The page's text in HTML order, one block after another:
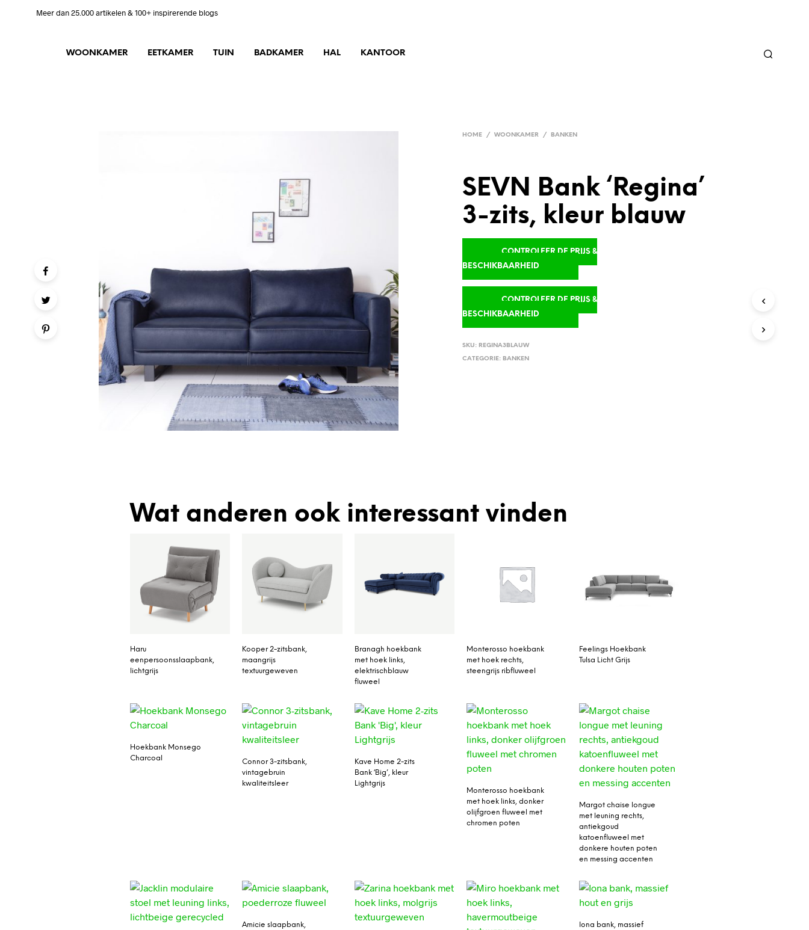
Meer dan 25.000 artikelen & 100+ inspirerende blogs
WOONKAMER EETKAMER TUIN BADKAMER HAL KANTOOR
HOME / WOONKAMER / BANKEN
SEVN Bank ‘Regina’
3-zits, kleur blauw
CONTROLEER DE PRIJS &
BESCHIKBAARHEID
CONTROLEER DE PRIJS &
BESCHIKBAARHEID
SKU: REGINA3BLAUW
CATEGORIE: BANKEN
Wat anderen ook interessant vinden
Haru
eenpersoonsslaapbank,
lichtgrijs
Kooper 2-zitsbank,
maangrijs
textuurgeweven
Branagh hoekbank
met hoek links,
elektrischblauw
fluweel
Monterosso hoekbank
met hoek rechts,
steengrijs ribfluweel
Feelings Hoekbank
Tulsa Licht Grijs
Hoekbank Monsego
Charcoal
Connor 3-zitsbank,
vintagebruin
kwaliteitsleer
Kave Home 2-zits
Bank ‘Big’, kleur
Lightgrijs
Monterosso hoekbank
met hoek links, donker
olijfgroen fluweel met
chromen poten
Margot chaise longue
met leuning rechts,
antiekgoud
katoenfluweel met
donkere houten poten
en messing accenten
Amicie slaapbank,
Iona bank, massief